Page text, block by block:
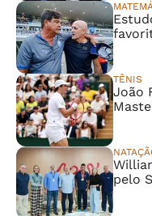
TÊNIS
João
pelo